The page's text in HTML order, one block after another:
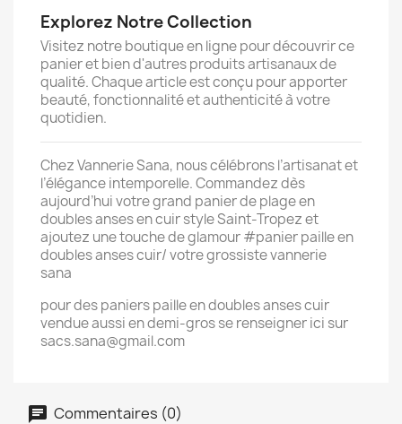
Explorez Notre Collection
Visitez notre boutique en ligne pour découvrir ce
panier et bien d'autres produits artisanaux de
qualité. Chaque article est conçu pour apporter
beauté, fonctionnalité et authenticité à votre
quotidien.
Chez Vannerie Sana, nous célébrons l’artisanat et
l’élégance intemporelle. Commandez dès
aujourd’hui votre grand panier de plage en
doubles anses en cuir style Saint-Tropez et
ajoutez une touche de glamour #panier paille en
doubles anses cuir/ votre grossiste vannerie
sana
pour des paniers paille en doubles anses cuir
vendue aussi en demi-gros se renseigner ici sur
sacs.sana@gmail.com
Commentaires (0)